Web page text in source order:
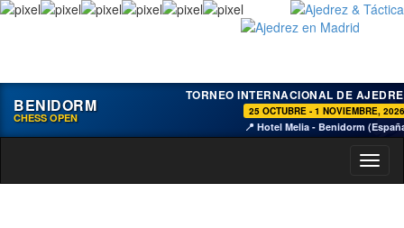
BENIDORM
CHESS OPEN
TORNEO INTERNACIONAL DE
25 OCTUBRE - 1 NOVIEMBRE, 2026
📍 Hotel Melia - Benidorm